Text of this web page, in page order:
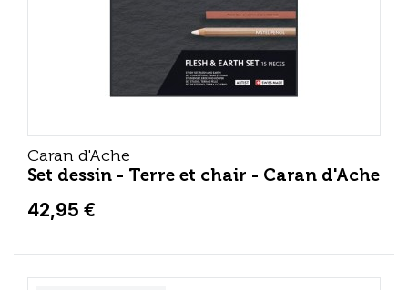
Caran d'Ache
Set dessin - Terre et chair - Caran d'Ache
42,95 €